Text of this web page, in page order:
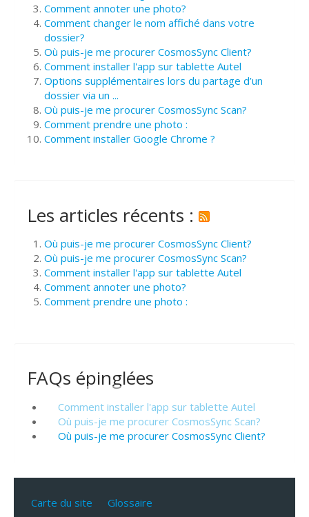
Comment annoter une photo?
Comment changer le nom affiché dans votre
dossier?
Où puis-je me procurer CosmosSync Client?
Comment installer l'app sur tablette Autel
Options supplémentaires lors du partage d’un
dossier via un ...
Où puis-je me procurer CosmosSync Scan?
Comment prendre une photo :
Comment installer Google Chrome ?
Les articles récents :
Où puis-je me procurer CosmosSync Client?
Où puis-je me procurer CosmosSync Scan?
Comment installer l'app sur tablette Autel
Comment annoter une photo?
Comment prendre une photo :
FAQs épinglées
Comment installer l'app sur tablette Autel
Où puis-je me procurer CosmosSync Scan?
Où puis-je me procurer CosmosSync Client?
Carte du site Glossaire